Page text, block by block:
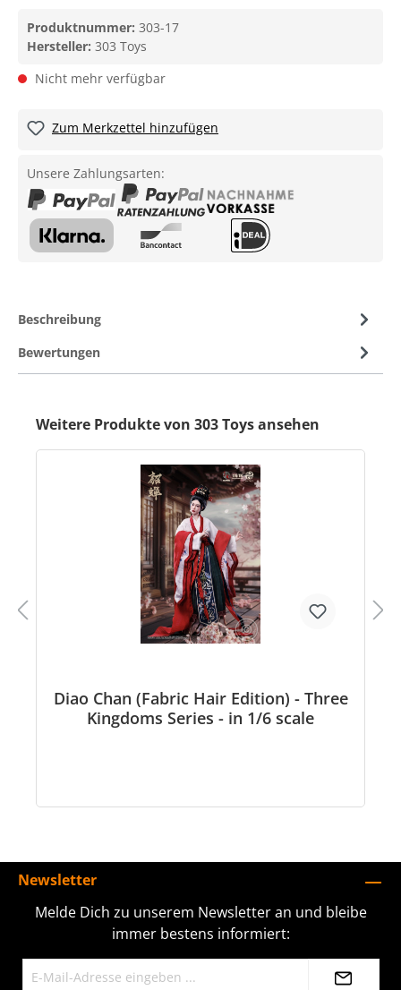
Produktnummer: 303-17
Hersteller: 303 Toys
Nicht mehr verfügbar
Zum Merkzettel hinzufügen
Unsere Zahlungsarten:
Beschreibung
Bewertungen
Weitere Produkte von 303 Toys ansehen
Diao Chan (Fabric Hair Edition) - Three
Kingdoms Series - in 1/6 scale
Newsletter
Melde Dich zu unserem Newsletter an und bleibe
immer bestens informiert: